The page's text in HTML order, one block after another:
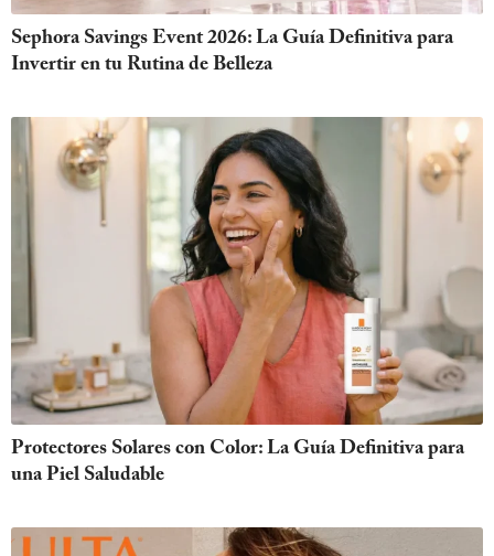
Sephora Savings Event 2026: La Guía Definitiva para
Invertir en tu Rutina de Belleza
Protectores Solares con Color: La Guía Definitiva para
una Piel Saludable